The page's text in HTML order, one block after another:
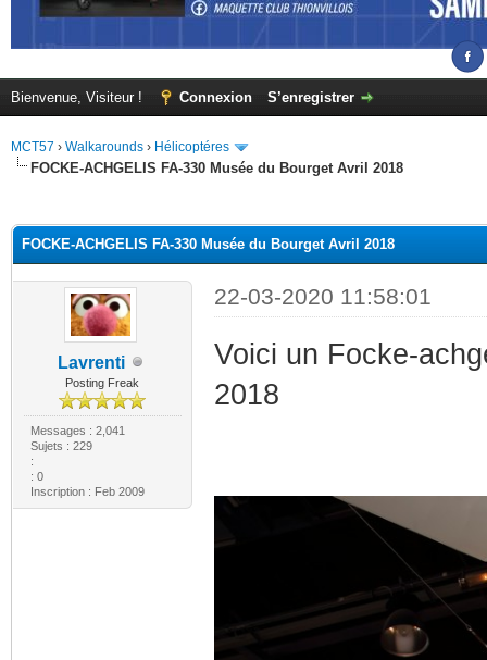
Bienvenue, Visiteur ! Connexion S’enregistrer
MCT57 › Walkarounds › Hélicoptéres
FOCKE-ACHGELIS FA-330 Musée du Bourget Avril 2018
FOCKE-ACHGELIS FA-330 Musée du Bourget Avril 2018
Lavrenti
Posting Freak
Messages : 2,041
Sujets : 229
:
: 0
Inscription : Feb 2009
22-03-2020 11:58:01
Voici un Focke-
2018